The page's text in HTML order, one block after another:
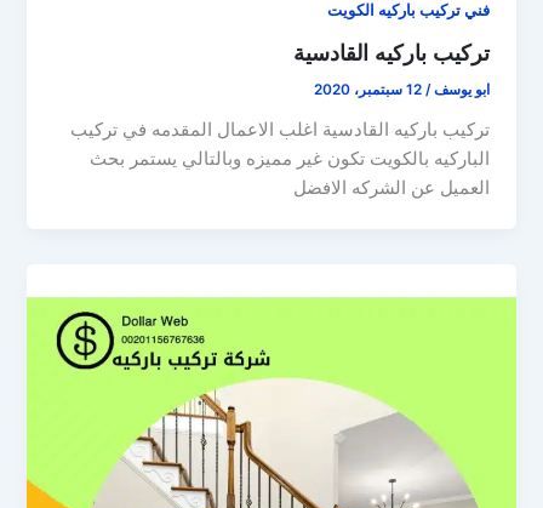
فني تركيب باركيه الكويت
تركيب باركيه القادسية
ابو يوسف/12 سبتمبر، 2020
تركيب باركيه القادسية اغلب الاعمال المقدمه في تركيب
الباركيه بالكويت تكون غير مميزه وبالتالي يستمر بحث
العميل عن الشركه الافضل